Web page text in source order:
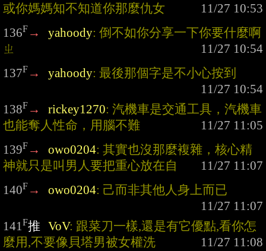
或你媽媽知不知道你那麼仇女
136F → yahoody: 倒不如你分享一下你要什麼啊
ㄓ
137F → yahoody: 最後那個字是不小心按到
138F → rickey1270: 汽機車是交通工具，汽機車
也能奪人性命，用腦不難
139F → owo0204: 其實也沒那麼複雜，核心精
神就只是叫男人要把重心放在自
140F → owo0204: 己而非其他人身上而已
141F推 VoV: 跟菜刀一樣,還是有它優點,看你怎
麼用,不要像貝塔男被女權洗